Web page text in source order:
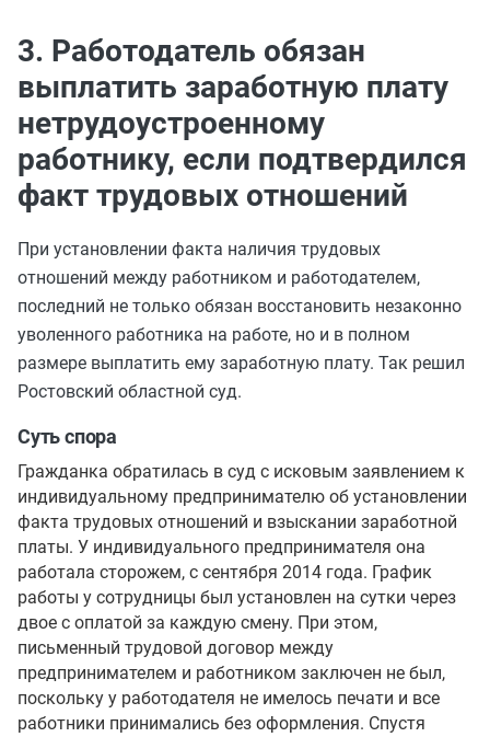
3. Работодатель обязан
выплатить заработную плату
нетрудоустроенному
работнику, если подтвердился
факт трудовых отношений
При установлении факта наличия трудовых
отношений между работником и работодателем,
последний не только обязан восстановить незаконно
уволенного работника на работе, но и в полном
размере выплатить ему заработную плату. Так решил
Ростовский областной суд.
Суть спора
Гражданка обратилась в суд с исковым заявлением к
индивидуальному предпринимателю об установлении
факта трудовых отношений и взыскании заработной
платы. У индивидуального предпринимателя она
работала сторожем, с сентября 2014 года. График
работы у сотрудницы был установлен на сутки через
двое с оплатой за каждую смену. При этом,
письменный трудовой договор между
предпринимателем и работником заключен не был,
поскольку у работодателя не имелось печати и все
работники принимались без оформления. Спустя